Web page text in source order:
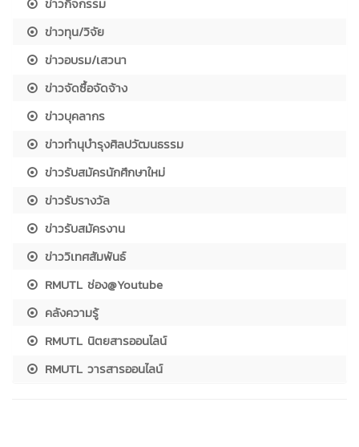
ข่าวทุน/วิจัย
ข่าวอบรม/เสวนา
ข่าวจัดซื้อจัดจ้าง
ข่าวบุคลากร
ข่าวทำนุบำรุงศิลปวัฒนธรรม
ข่าวรับสมัครนักศึกษาใหม่
ข่าวรับรางวัล
ข่าวรับสมัครงาน
ข่าววิเทศสัมพันธ์
RMUTL ช่อง@Youtube
คลังความรู้
RMUTL นิตยสารออนไลน์
RMUTL วารสารออนไลน์